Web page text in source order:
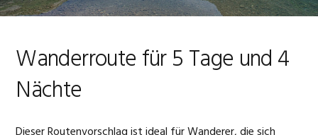
Wanderroute für 5 Tage und 4
Nächte